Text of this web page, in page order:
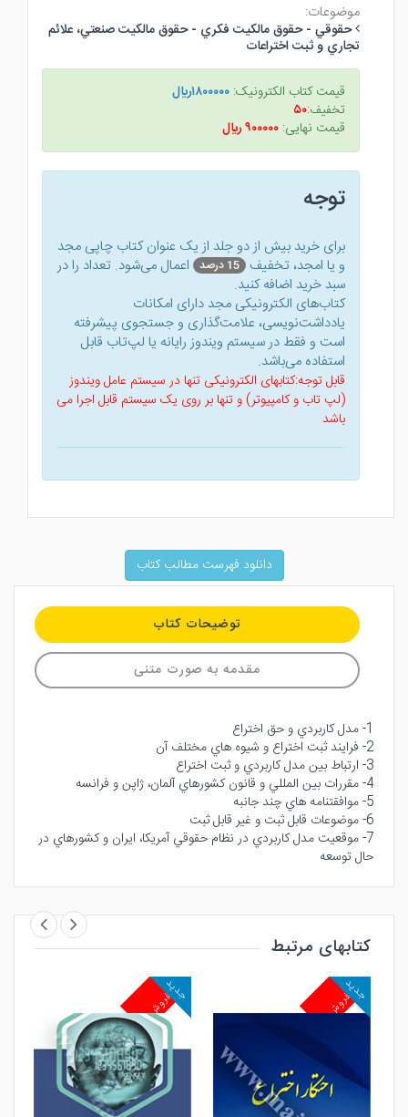
موضوعات:
حقوقي - حقوق مالكيت فكري - حقوق مالكيت صنعتي، علائم
تجاري و ثبت اختراعات
قیمت کتاب الکترونیک: ۱۸۰۰۰۰۰ريال
تخفیف:۵۰
قیمت نهایی: ۹۰۰۰۰۰ ريال
توجه
برای خرید بیش از دو جلد از یک عنوان کتاب‌ چاپی مجد
و یا امجد، تخفیف 15 درصد
اعمال می‌شود. تعداد را در
سبد خرید اضافه کنید.
کتاب‌های الکترونیکی مجد دارای امکانات
یادداشت‌نویسی، علامت‌گذاری و جستجوی پیشرفته
است و فقط در سیستم ویندوز رایانه یا لپ‌تاب قابل
استفاده می‌باشد.
قابل توجه:کتابهای الکترونیکی تنها در سیستم عامل ویندوز
(لپ تاب و کامپیوتر) و تنها بر روی یک سیستم قابل اجرا می
باشد
دانلود فهرست مطالب کتاب
توضیحات کتاب
مقدمه به صورت متنی
1- مدل كاربردي و حق اختراع
2- فرايند ثبت اختراع و شيوه هاي مختلف آن
3- ارتباط بين مدل كاربردي و ثبت اختراع
4- مقررات بين المللي و قانون كشورهاي آلمان، ژاپن و فرانسه
5- موافقتنامه هاي چند جانبه
6- موضوعات قابل ثبت و غير قابل ثبت
7- موقعيت مدل كاربردي در نظام حقوقي آمريكا، ايران و كشورهاي در
حال توسعه
کتابهای مرتبط
پرفروش
جدید پرفروش
جدید